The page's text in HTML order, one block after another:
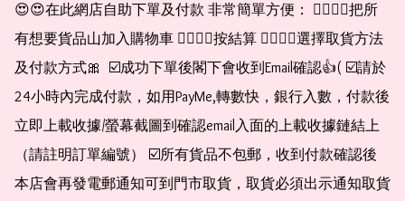
😍😍在此網店自助下單及付款 非常簡單方便： 👉🏻👉🏻把所
有想要貨品山加入購物車 👉🏻👉🏻按結算 👉🏻👉🏻選擇取貨方法
及付款方式🎀  ☑️成功下單後閣下會收到Email確認👍( ☑️請於
24小時內完成付款，如用PayMe,轉數快，銀行入數，付款後
立即上載收據/螢幕截圖到確認email入面的上載收據鏈結上
（請註明訂單編號） ☑️所有貨品不包郵，收到付款確認後
本店會再發電郵通知可到門市取貨，取貨必須出示通知取貨